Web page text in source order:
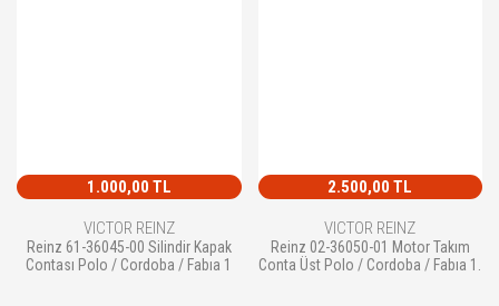
1.000,00 TL
VICTOR REINZ
Reinz 61-36045-00 Silindir Kapak
Contası Polo / Cordoba / Fabıa 1
2.500,00 TL
VICTOR REINZ
Reinz 02-36050-01 Motor Takım
Conta Üst Polo / Cordoba / Fabıa 1.